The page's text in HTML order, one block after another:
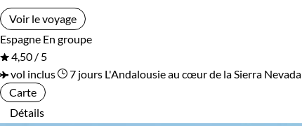
Voir le voyage
Espagne En groupe
4,50 / 5
vol inclus
7 jours L'Andalousie au cœur de la Sierra Nevada
Carte
Détails